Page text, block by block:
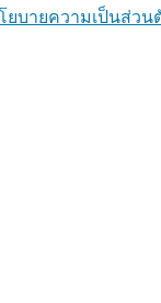
ยบายความเป็นส่วน